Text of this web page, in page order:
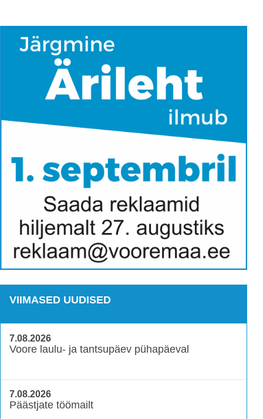
VIIMASED UUDISED
7.08.2026
Voore laulu- ja tantsupäev pühapäeval
7.08.2026
Päästjate töömailt